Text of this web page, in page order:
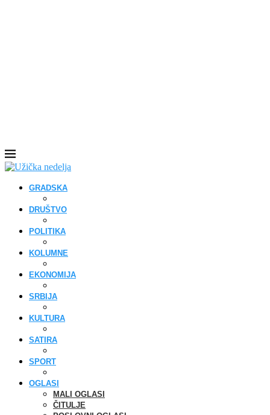
GRADSKA
DRUŠTVO
POLITIKA
KOLUMNE
EKONOMIJA
SRBIJA
KULTURA
SATIRA
SPORT
OGLASI
MALI OGLASI
ČITULJE